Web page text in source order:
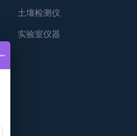
土壤检测仪
实验室仪器